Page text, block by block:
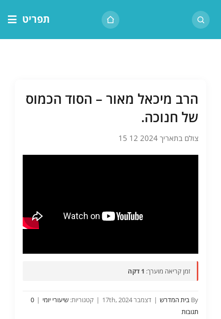
לתוכן
תפריט
שיעור יומי
הרב מיכאל מאור – הסוד הכמוס
של חנוכה.
צולם בתאריך 2024 12 15
זמן קריאה מוערך: 1 דקה
By בית המדרש | דצמבר 17th, 2024 | קטגוריות: שיעורי יומי |
0
תגובות